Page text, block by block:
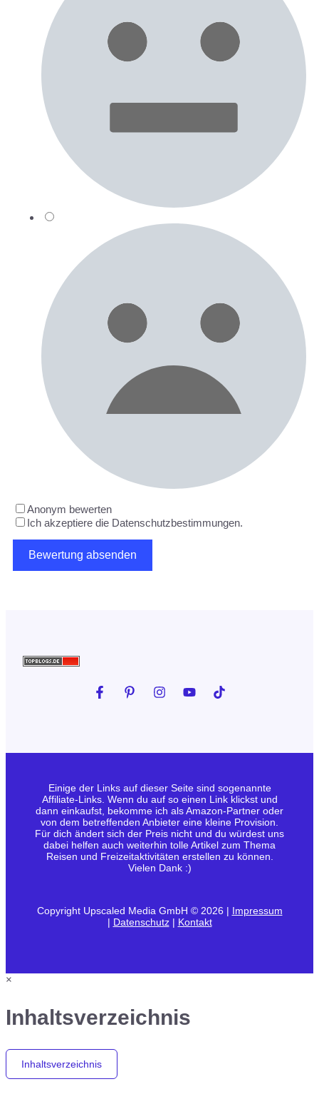
Anonym bewerten
Ich akzeptiere die Datenschutzbestimmungen.
Einige der Links auf dieser Seite sind sogenannte
Affiliate-Links. Wenn du auf so einen Link klickst und
dann einkaufst, bekomme ich als Amazon-Partner oder
von dem betreffenden Anbieter eine kleine Provision.
Für dich ändert sich der Preis nicht und du würdest uns
dabei helfen auch weiterhin tolle Artikel zum Thema
Reisen und Freizeitaktivitäten erstellen zu können.
Vielen Dank :)
Copyright Upscaled Media GmbH © 2026 | Impressum
| Datenschutz| Kontakt
×
Inhaltsverzeichnis
Inhaltsverzeichnis